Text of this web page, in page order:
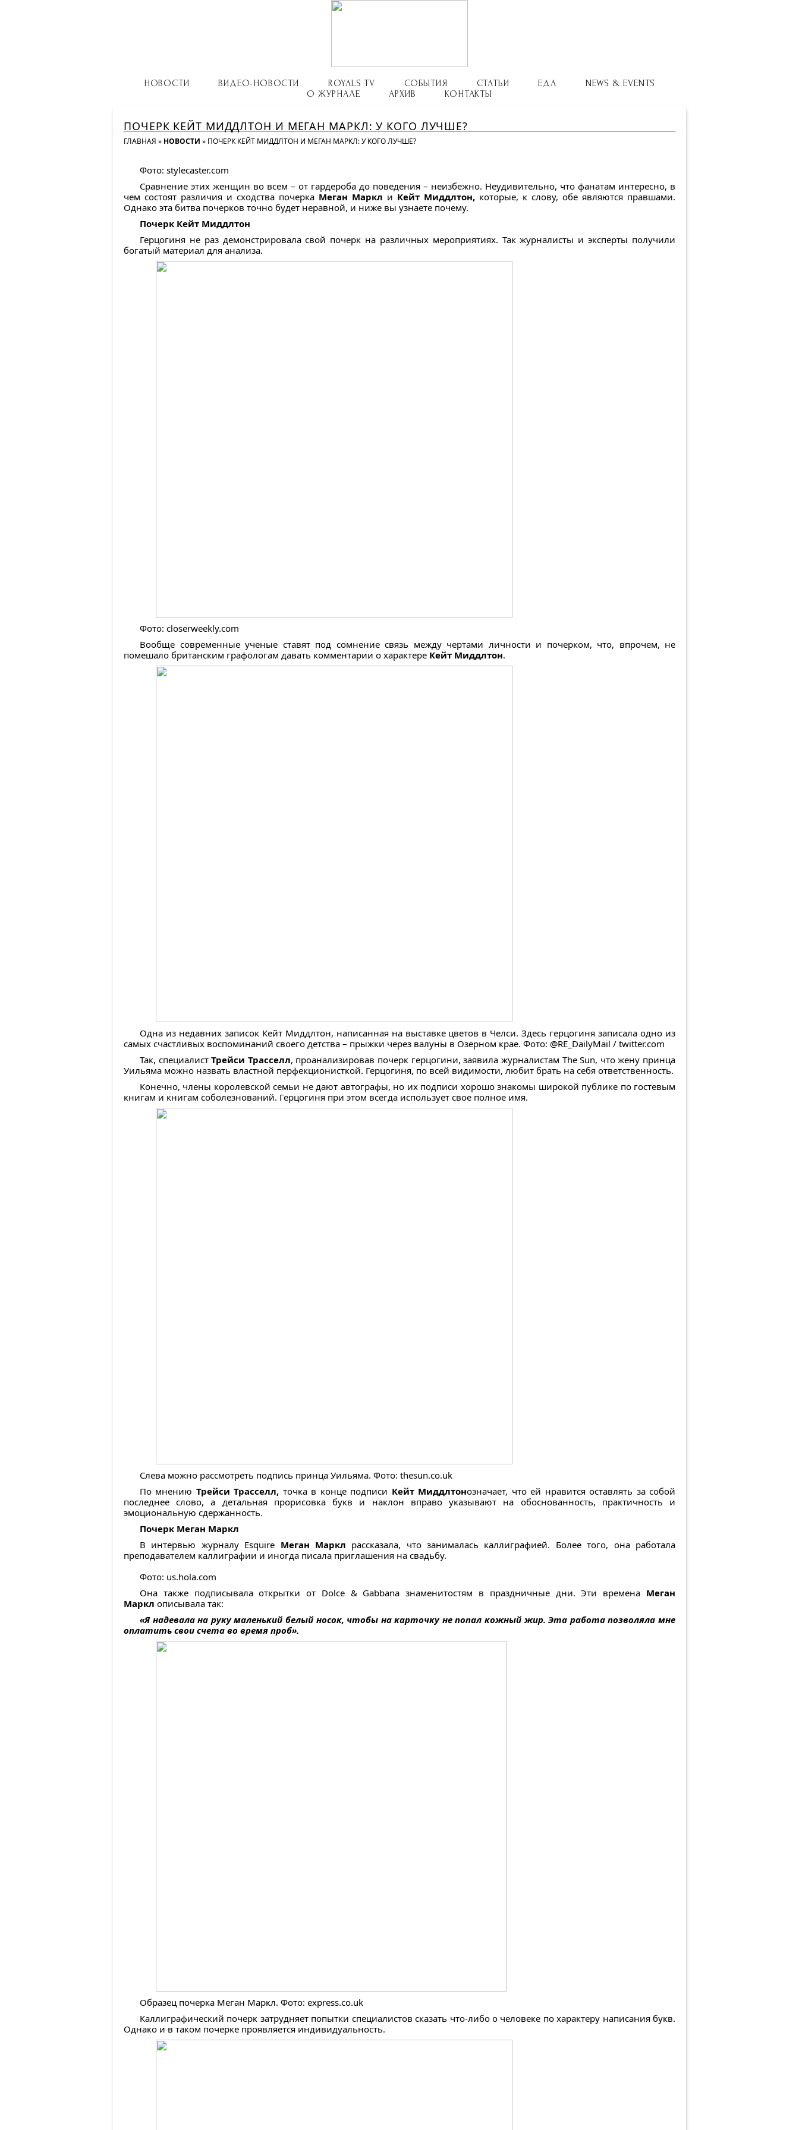
НОВОСТИ ВИДЕО-НОВОСТИ ROYALS TV СОБЫТИЯ СТАТЬИ ЕДА
NEWS & EVENTS
О ЖУРНАЛЕ
АРХИВ КОНТАКТЫ
ПОЧЕРК КЕЙТ МИДДЛТОН И МЕГАН МАРКЛ: У КОГО ЛУЧШЕ?
ГЛАВНАЯ » НОВОСТИ » ПОЧЕРК КЕЙТ МИДДЛТОН И МЕГАН МАРКЛ: У КОГО ЛУЧШЕ?
Фото: stylecaster.com
Сравнение этих женщин во всем – от гардероба до поведения – неизбежно. Неудивительно, что фанатам интересно, в
чем состоят различия и сходства почерка Меган Маркл и Кейт Миддлтон, которые, к слову, обе являются правшами.
Однако эта битва почерков точно будет неравной, и ниже вы узнаете почему.
Почерк Кейт Миддлтон
Герцогиня не раз демонстрировала свой почерк на различных мероприятиях. Так журналисты и эксперты получили
богатый материал для анализа.
Фото: closerweekly.com
Вообще современные ученые ставят под сомнение связь между чертами личности и почерком, что, впрочем, не
помешало британским графологам давать комментарии о характере Кейт Миддлтон.
Одна из недавних записок Кейт Миддлтон, написанная на выставке цветов в Челси. Здесь герцогиня записала одно из
самых счастливых воспоминаний своего детства – прыжки через валуны в Озерном крае. Фото: @RE_DailyMail / twitter.com
Так, специалистТрейси Трасселл, проанализировав почерк герцогини, заявила журналистам The Sun, что жену принца
Уильяма можно назвать властной перфекционисткой. Герцогиня, по всей видимости, любит брать на себя ответственность.
Конечно, члены королевской семьи не дают автографы, но их подписи хорошо знакомы широкой публике по гостевым
книгам и книгам соболезнований. Герцогиня при этом всегда использует свое полное имя.
Слева можно рассмотреть подпись принца Уильяма. Фото: thesun.co.uk
По мнению Трейси Трасселл, точка в конце подписи Кейт Миддлтонозначает, что ей нравится оставлять за собой
последнее слово, а детальная прорисовка букв и наклон вправо указывают на обоснованность, практичность и
эмоциональную сдержанность.
Почерк Меган Маркл
В интервью журналу Esquire Меган Маркл рассказала, что занималась каллиграфией. Более того, она работала
преподавателем каллиграфии и иногда писала приглашения на свадьбу.
Фото: us.hola.com
Она также подписывала открытки от Dolce & Gabbana знаменитостям в праздничные дни. Эти времена Меган
Маркл описывала так:
«Я надевала на руку маленький белый носок, чтобы на карточку не попал кожный жир. Эта работа позволяла мне
оплатить свои счета во время проб».
Образец почерка Меган Маркл. Фото: express.co.uk
Каллиграфический почерк затрудняет попытки специалистов сказать что-либо о человеке по характеру написания букв.
Однако и в таком почерке проявляется индивидуальность.